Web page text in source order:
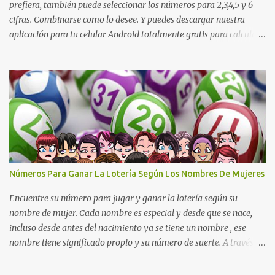
prefiera, también puede seleccionar los números para 2,3,4,5 y 6
cifras. Combinarse como lo desee. Y puedes descargar nuestra
aplicación para tu celular Android totalmente gratis para calcular
2026. La cruceta le da la oportunidad de escoger o combinar los
números del día para jugar en la lotería de cualquier país. Son
muchos los resultados exitosos de este sistema. Aplique este
sistema en loterías como Powerball, Baloto, Miloto , chances de
Colombia, Nacional, Cash y otras-Pruebe usted mismo y se
sorprenderá de sus resultados. La explicación gráfica de abajo,
además de enseñarle a re alizar la cruceta le muestra varias
combinaciones muy interesantes para que juegue su lotería
preferida. Los pasos a ...
Números Para Ganar La Lotería Según Los Nombres De Mujeres
Encuentre su número para jugar y ganar la lotería según su
nombre de mujer. Cada nombre es especial y desde que se nace,
incluso desde antes del nacimiento ya se tiene un nombre , ese
nombre tiene significado propio y su número de suerte. A través